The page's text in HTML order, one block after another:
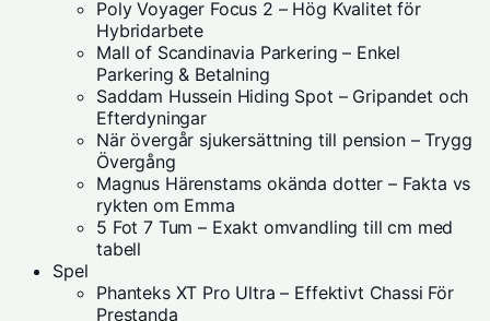
Poly Voyager Focus 2 – Hög Kvalitet för
Hybridarbete
Mall of Scandinavia Parkering – Enkel
Parkering & Betalning
Saddam Hussein Hiding Spot – Gripandet och
Efterdyningar
När övergår sjukersättning till pension – Trygg
Övergång
Magnus Härenstams okända dotter – Fakta vs
rykten om Emma
5 Fot 7 Tum – Exakt omvandling till cm med
tabell
Spel
Phanteks XT Pro Ultra – Effektivt Chassi För
Prestanda